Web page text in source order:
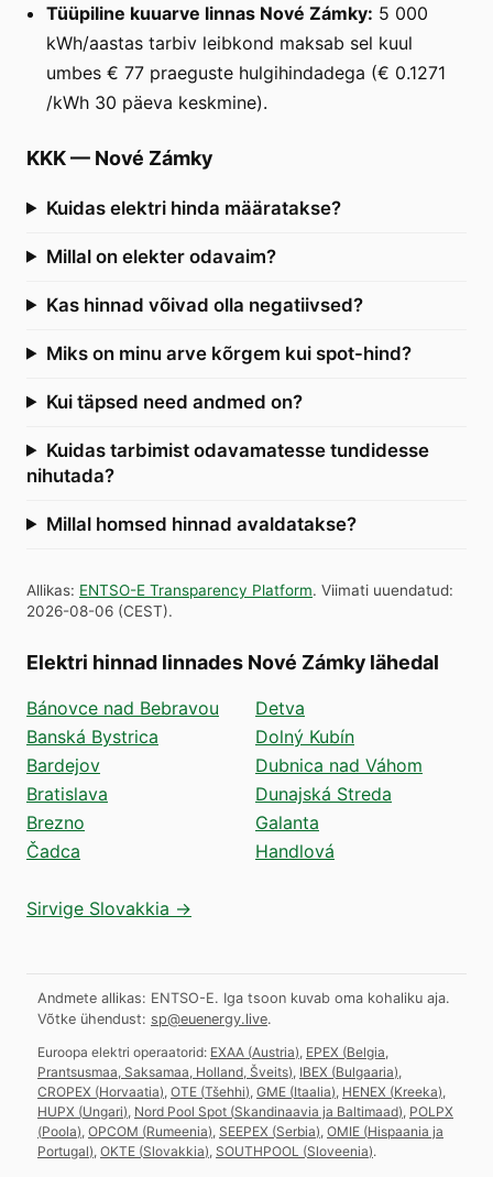
Tüüpiline kuuarve linnas Nové Zámky: 5 000
kWh/aastas tarbiv leibkond maksab sel kuul
umbes € 77 praeguste hulgihindadega (€ 0.1271
/kWh 30 päeva keskmine).
KKK— Nové Zámky
Kuidas elektri hinda määratakse?
Millal on elekter odavaim?
Kas hinnad võivad olla negatiivsed?
Miks on minu arve kõrgem kui spot-hind?
Kui täpsed need andmed on?
Kuidas tarbimist odavamatesse tundidesse
nihutada?
Millal homsed hinnad avaldatakse?
Allikas: ENTSO-E Transparency Platform. Viimati uuendatud:
2026-08-06 (CEST).
Elektri hinnad linnades Nové Zámky lähedal
Bánovce nad Bebravou
Banská Bystrica
Bardejov
Bratislava
Brezno
Čadca
Detva
Dolný Kubín
Dubnica nad Váhom
Dunajská Streda
Galanta
Handlová
Sirvige Slovakkia →
Andmete allikas: ENTSO-E. Iga tsoon kuvab oma kohaliku aja.
Võtke ühendust: sp@euenergy.live.
Euroopa elektri operaatorid: EXAA (Austria) EPEX (Belgia,
Prantsusmaa, Saksamaa, Holland, Šveits) IBEX (Bulgaaria)
CROPEX (Horvaatia) OTE (Tšehhi) GME (Itaalia) HENEX (Kreeka)
HUPX (Ungari) Nord Pool Spot (Skandinaavia ja Baltimaad) POLPX
(Poola) OPCOM (Rumeenia) SEEPEX (Serbia) OMIE (Hispaania ja
Portugal) OKTE (Slovakkia) SOUTHPOOL (Sloveenia).